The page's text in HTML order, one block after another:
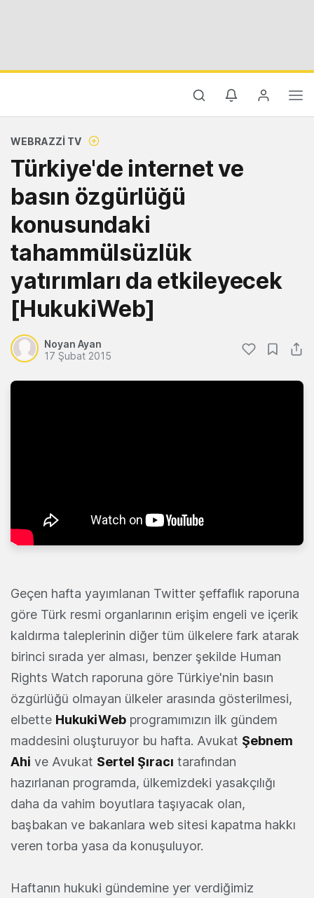
WEBRAZZI TV
Türkiye'de internet ve
basın özgürlüğü
konusundaki
tahammülsüzlük
yatırımları da etkileyecek
[HukukiWeb]
Noyan Ayan
17 Şubat 2015
Geçen hafta yayımlanan Twitter şeffaflık raporuna
göre Türk resmi organlarının erişim engeli ve içerik
kaldırma taleplerinin diğer tüm ülkelere fark atarak
birinci sırada yer alması, benzer şekilde Human
Rights Watch raporuna göre Türkiye'nin basın
özgürlüğü olmayan ülkeler arasında gösterilmesi,
elbette HukukiWeb programımızın ilk gündem
maddesini oluşturuyor bu hafta. Avukat Şebnem
Ahi ve Avukat Sertel Şıracı tarafından
hazırlanan programda, ülkemizdeki yasakçılığı
daha da vahim boyutlara taşıyacak olan,
başbakan ve bakanlara web sitesi kapatma hakkı
veren torba yasa da konuşuluyor.
Haftanın hukuki gündemine yer verdiğimiz